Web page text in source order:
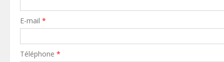
E-mail *
Téléphone *